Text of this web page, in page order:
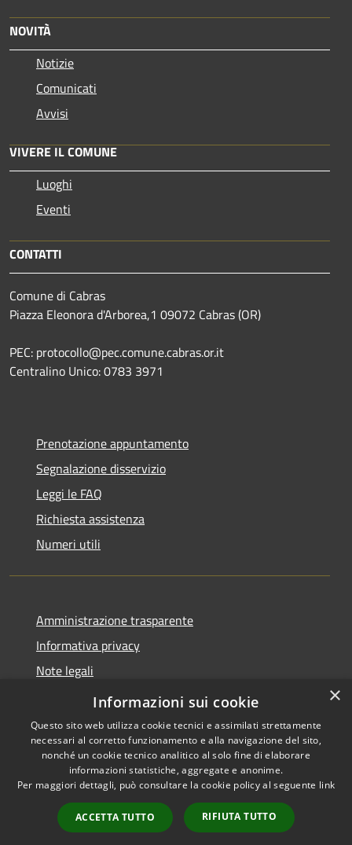
NOVITÀ
Notizie
Comunicati
Avvisi
VIVERE IL COMUNE
Luoghi
Eventi
CONTATTI
Comune di Cabras
Piazza Eleonora d'Arborea,1 09072 Cabras (OR)
PEC: protocollo@pec.comune.cabras.or.it
Centralino Unico: 0783 3971
Prenotazione appuntamento
Segnalazione disservizio
Leggi le FAQ
Richiesta assistenza
Numeri utili
Amministrazione trasparente
Informativa privacy
Note legali
Dichiarazione di accessibilità
Accessibilità
Copyright © 2026 • Comune di
Cabras • Powered by
Municipium•
Accesso
redazione
×
Informazioni sui cookie
Questo sito web utilizza cookie tecnici e assimilati strettamente
necessari al corretto funzionamento e alla navigazione del sito,
nonché un cookie tecnico analitico al solo fine di elaborare
informazioni statistiche, aggregate e anonime.
Per maggiori dettagli, può consultare la cookie policy al seguente link
ACCETTA TUTTO RIFIUTA TUTTO